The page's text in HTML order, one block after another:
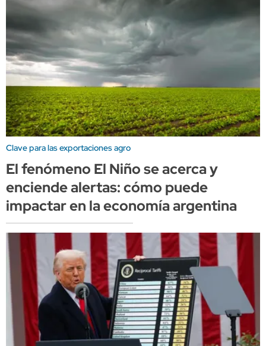
Clave para las exportaciones agro
El fenómeno El Niño se acerca y
enciende alertas: cómo puede
impactar en la economía argentina